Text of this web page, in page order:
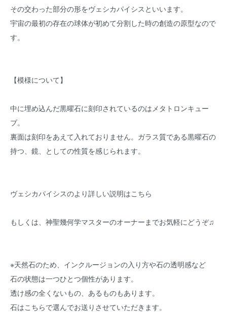
その交わった部分の形をヴェシカパイシスといいます。
宇宙の最初の存在の球体が初めて分割した時の創造の原型なので
す。
【模様について】
中に埋め込んだ黒曜石に刻印されているのはメタトロンキュー
ブ。
裏面は刻印をあえて入れておりません。ガラス質である黒曜石の
持つ、鏡、としての性質を感じられます。
ヴェシカパイシスのより詳しい説明はこちら
もしくは、神聖幾何学マスターのオーナーまでお気軽にどうぞ♫
※天然石のため、インクルージョンの入り方や石の透明感など
石の状態は一つひとつ個性があります。
透け感の全くないもの、あるものもあります。
石はこちらで選んでお送りさせていただきます。